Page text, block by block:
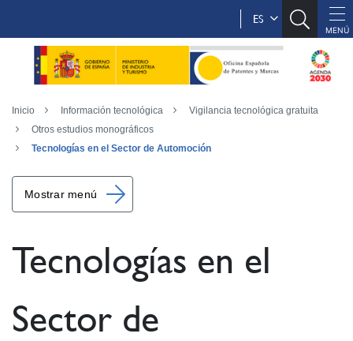
ES
Inicio Información tecnológica
Vigilancia tecnológica gratuita
Otros estudios monográficos
Tecnologías en el Sector de Automoción
Mostrar menú
Tecnologías en el
Sector de